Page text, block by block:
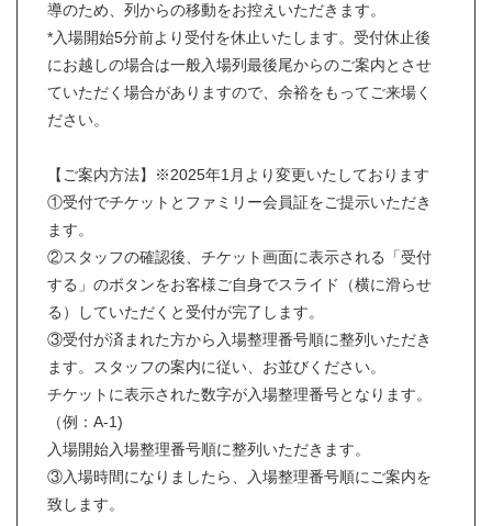
導のため、列からの移動をお控えいただきます。
*入場開始5分前より受付を休止いたします。受付休止後
にお越しの場合は一般入場列最後尾からのご案内とさせ
ていただく場合がありますので、余裕をもってご来場く
ださい。
【ご案内方法】※2025年1月より変更いたしております
①受付でチケットとファミリー会員証をご提示いただき
ます。
②スタッフの確認後、チケット画面に表示される「受付
する」のボタンをお客様ご自身でスライド（横に滑らせ
る）していただくと受付が完了します。
③受付が済まれた方から入場整理番号順に整列いただき
ます。スタッフの案内に従い、お並びください。
チケットに表示された数字が入場整理番号となります。
（例：A-1)
入場開始入場整理番号順に整列いただきます。
③入場時間になりましたら、入場整理番号順にご案内を
致します。